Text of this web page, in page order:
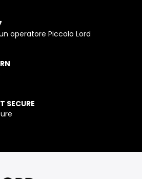
operatore Piccolo Lord
SECURE